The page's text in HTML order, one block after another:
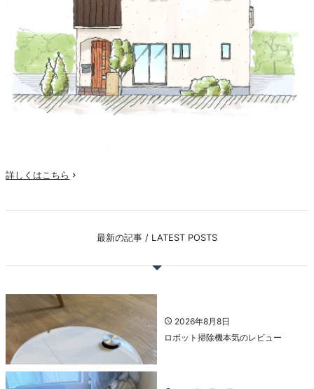
詳しくはこちら 
最新の記事 / LATEST POSTS
2026年8月8日
ロボット掃除機本気のレビュー